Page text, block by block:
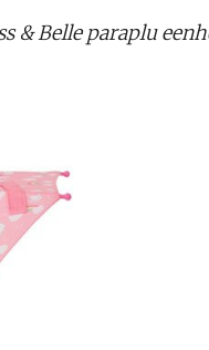
& Belle paraplu